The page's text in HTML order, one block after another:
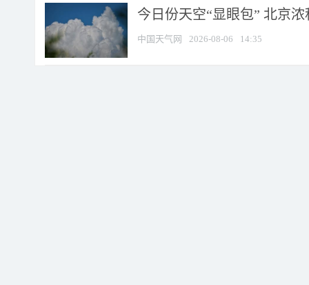
今日份天空“显眼包” 北京
中国天气网 2026-08-06 14:35